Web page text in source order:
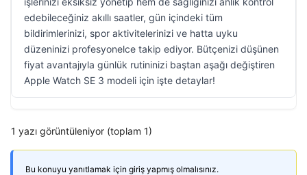
edebileceğiniz akıllı saatler, gün içindeki tüm
bildirimlerinizi, spor aktivitelerinizi ve hatta uyku
düzeninizi profesyonelce takip ediyor. Bütçenizi düşünen
fiyat avantajıyla günlük rutininizi baştan aşağı değiştiren
Apple Watch SE 3 modeli için işte detaylar!
1 yazı görüntüleniyor (toplam 1)
Bu konuyu yanıtlamak için giriş yapmış olmalısınız.